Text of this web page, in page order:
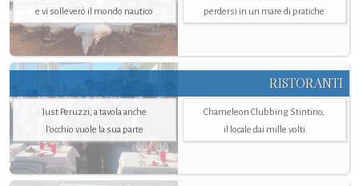
e vi solleverò il mondo nautico
perdersi in un mare di pratiche
RISTORANTI
Just Peruzzi, a tavola anche
l’occhio vuole la sua parte
Chameleon Clubbing Stintino,
il locale dai mille volti